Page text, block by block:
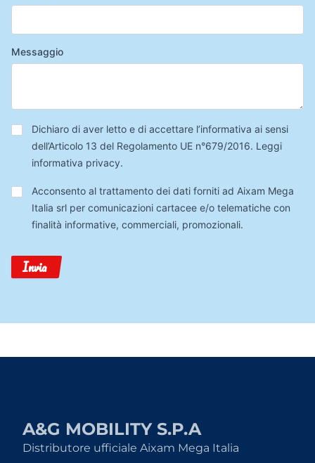
Messaggio
Privacy*
Dichiaro di aver letto e di accettare l’informativa ai sensi
dell’Articolo 13 del Regolamento UE n°679/2016. Leggi
informativa privacy.
Trattamento
Dati
Acconsento al trattamento dei dati forniti ad Aixam Mega
Italia srl per comunicazioni cartacee e/o telematiche con
finalità informative, commerciali, promozionali.
Invia
A&G MOBILITY S.P.A
Distributore ufficiale Aixam Mega Italia